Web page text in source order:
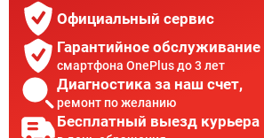
Официальный сервис
Гарантийное обслуживание
смартфона OnePlus до 3 лет
Диагностика за наш счет,
ремонт по желанию
Бесплатный выезд курьера